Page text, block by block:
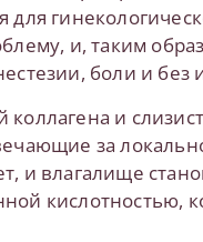
и, таким
боли и без
и
за
и влагалище
кислотностью,